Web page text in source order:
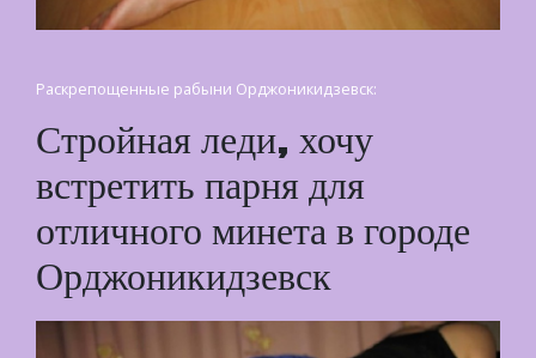
Раскрепощенные рабыни Орджоникидзевск:
Стройная леди, хочу
встретить парня для
отличного минета в городе
Орджоникидзевск